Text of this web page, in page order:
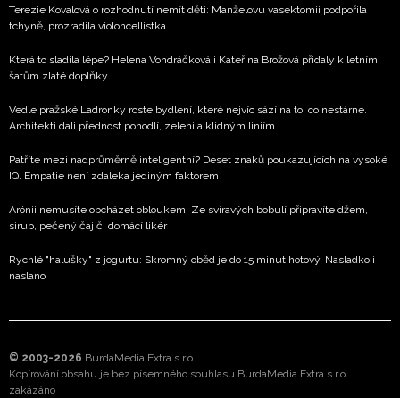
Terezie Kovalová o rozhodnutí nemít děti: Manželovu vasektomii podpořila i
tchyně, prozradila violoncellistka
Která to sladila lépe? Helena Vondráčková i Kateřina Brožová přidaly k letním
šatům zlaté doplňky
Vedle pražské Ladronky roste bydlení, které nejvíc sází na to, co nestárne.
Architekti dali přednost pohodlí, zeleni a klidným liniím
Patříte mezi nadprůměrně inteligentní? Deset znaků poukazujících na vysoké
IQ. Empatie není zdaleka jediným faktorem
Arónii nemusíte obcházet obloukem. Ze svíravých bobulí připravíte džem,
sirup, pečený čaj či domácí likér
Rychlé "halušky" z jogurtu: Skromný oběd je do 15 minut hotový. Nasladko i
naslano
© 2003-2026 BurdaMedia Extra s.r.o.
Kopírování obsahu je bez písemného souhlasu BurdaMedia Extra s.r.o.
zakázáno